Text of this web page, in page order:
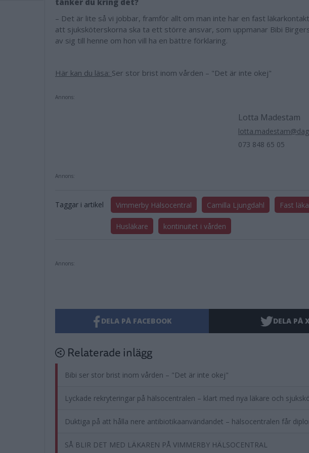
tänker du kring det?
– Det är lite så vi jobbar, framför allt om man inte har en fast
att sjuksköterskorna ska ta ett större ansvar, som uppmanar Bibi
av sig till henne om hon vill ha en bättre förklaring.
Här kan du läsa: Ser stor brist inom vården – "Det är inte okej"
Annons:
Lotta Madestam
073 848 65 05
Annons:
Taggar i artikel Vimmerby Hälsocentral Camilla Ljungdahl Fast
Husläkare kontinuitet i vården
Annons:
DELA PÅ FACEBOOK DELA PÅ
Relaterade inlägg
Bibi ser stor brist inom vården – "Det är inte okej"
Lyckade rekryteringar på hälsocentralen – klart med nya läkare och
Duktiga på att hålla nere antibiotikaanvändandet – hälsocentralen får
SÅ BLIR DET MED LÄKAREN PÅ VIMMERBY HÄLSOCENTRAL